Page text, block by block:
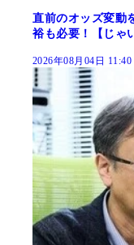
直前のオッズ変動
裕も必要！【じゃ
2026年08月04日 11:40